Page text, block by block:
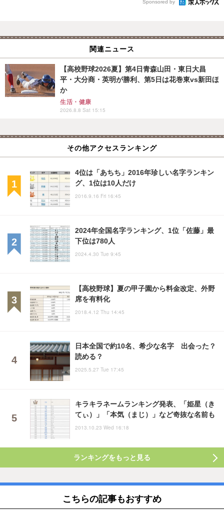
Sponsored by
関連ニュース
【高校野球2026夏】第4日青森山田・東日大昌
平・大分商・英明が勝利、第5日は花巻東vs新田ほ
か
生活・健康
2026.8.8 Sat 15:15
その他アクセスランキング
4位は「あちち」2016年珍しい名字ランキン
グ、1位は10人だけ
2016.9.16 Fri 16:45
2024年全国名字ランキング、1位「佐藤」最
下位は780人
2024.4.30 Tue 9:45
【高校野球】夏の甲子園から料金改定、外野
席を有料化
2018.4.12 Thu 14:45
日本全国で約10名、希少な名字 出会った？
読める？
2025.5.27 Tue 17:45
キラキラネームランキング発表、「姫星（き
てぃ）」「本気（まじ）」など奇抜な名前も
2013.10.23 Wed 16:18
ランキングをもっと見る
こちらの記事もおすすめ